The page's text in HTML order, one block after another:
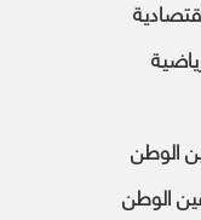
الوطن
الوطن